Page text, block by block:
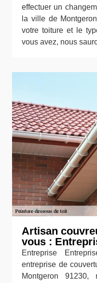
effectuer un
la ville de
votre toiture et le
vous avez, nous
Artisan
vous :
Entreprise
entreprise de
Montgeron